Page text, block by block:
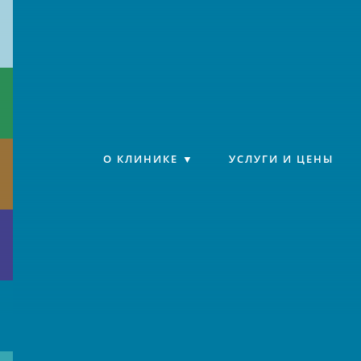
О КЛИНИКЕ УСЛУГИ И ЦЕНЫ